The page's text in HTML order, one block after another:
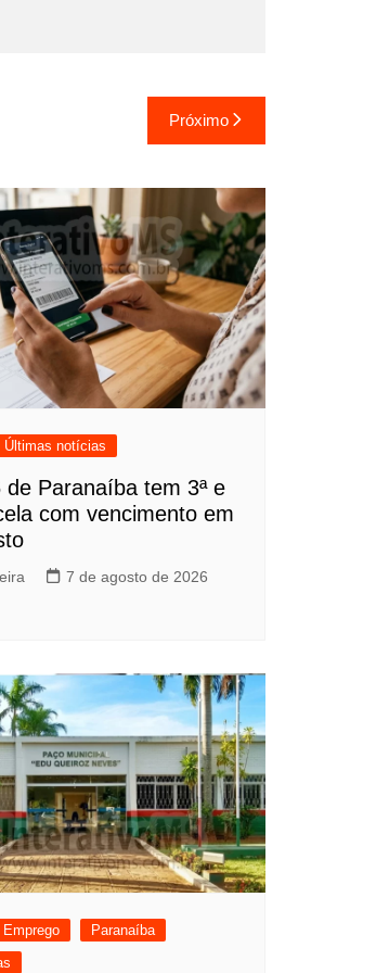
Próximo
Últimas notícias
de Paranaíba tem 3ª e
com vencimento em
7 de agosto de 2026
Emprego
Paranaíba